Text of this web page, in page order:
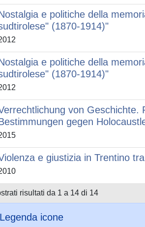
e politiche della
(1870-1914)"
e politiche della
(1870-1914)"
von Geschichte.
gegen
e giustizia in Trentino
risultati da 1 a 14 di 14
Legenda icone